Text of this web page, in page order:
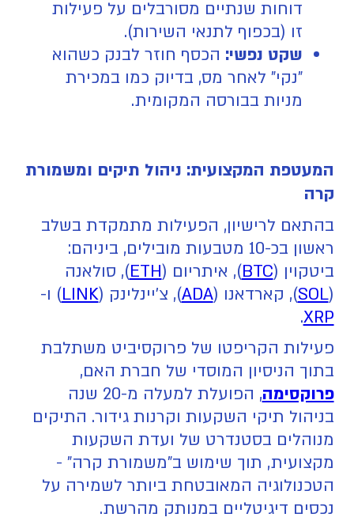
דוחות שנתיים מסורבלים על פעילות
זו (בכפוף לתנאי השירות).
שקט נפשי: הכסף חוזר לבנק כשהוא
"נקי" לאחר מס, בדיוק כמו במכירת
מניות בבורסה המקומית.
המעטפת המקצועית: ניהול תיקים ומשמורת
קרה
בהתאם לרישיון, הפעילות מתמקדת בשלב
ראשון בכ-10 מטבעות מובילים, ביניהם:
ביטקוין (BTC), איתריום (ETH), סולאנה
(
SOL), קארדאנו (ADA), צ'יינלינק (LINK) ו-
XRP
.
פעילות הקריפטו של פרוקסיביט משתלבת
בתוך הניסיון המוסדי של חברת האם,
פרוקסימה
, הפועלת למעלה מ-20 שנה
בניהול תיקי השקעות וקרנות גידור. התיקים
מנוהלים בסטנדרט של ועדת השקעות
מקצועית, תוך שימוש ב"משמורת קרה" -
הטכנולוגיה המאובטחת ביותר לשמירה על
נכסים דיגיטליים במנותק מהרשת.